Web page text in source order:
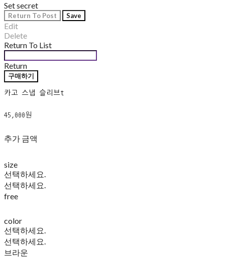
Set secret
Return To Post Save
Edit
Delete
Return To List
Return
구매하기
카고 스냅 슬리브t
45,000원
추가 금액
size
선택하세요.
선택하세요.
free
color
선택하세요.
선택하세요.
브라운